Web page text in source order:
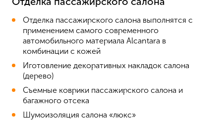
Отделка пассажирского салона выполнятся с
применением самого современного
автомобильного материала Alcantara в
комбинации с кожей
Иготовление декоративных накладок салона
(дерево)
Съемные коврики пассажирского салона и
багажного отсека
Шумоизоляция салона «люкс»